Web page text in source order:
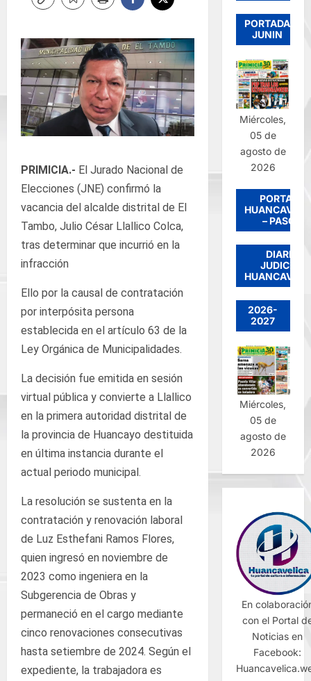
PRIMICIA.- El Jurado Nacional de
Elecciones (JNE) confirmó la
vacancia del alcalde distrital de El
Tambo, Julio César Llallico Colca,
tras determinar que incurrió en la
infracción
Ello por la causal de contratación
por interpósita persona
establecida en el artículo 63 de la
Ley Orgánica de Municipalidades.
La decisión fue emitida en sesión
virtual pública y convierte a Llallico
en la primera autoridad distrital de
la provincia de Huancayo destituida
en última instancia durante el
actual periodo municipal.
La resolución se sustenta en la
contratación y renovación laboral
de Luz Esthefani Ramos Flores,
quien ingresó en noviembre de
2023 como ingeniera en la
Subgerencia de Obras y
permaneció en el cargo mediante
cinco renovaciones consecutivas
hasta setiembre de 2024. Según el
expediente, la trabajadora es
PORTADA
JUNIN
Miércoles,
05 de
agosto de
2026
PORTADA
– PASCO
DIARIO
JUDICIAL
2026-
2027
Miércoles,
05 de
agosto de
2026
En
con el Portal
Noticias en
Facebook: